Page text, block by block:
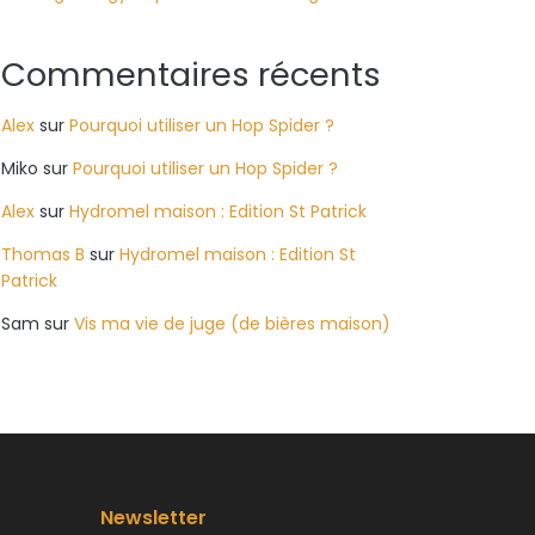
Commentaires récents
Alex sur Pourquoi utiliser un Hop Spider ?
Miko sur Pourquoi utiliser un Hop Spider ?
Alex sur Hydromel maison : Edition St Patrick
Thomas B sur Hydromel maison : Edition St
Patrick
Sam sur Vis ma vie de juge (de bières maison)
Newsletter